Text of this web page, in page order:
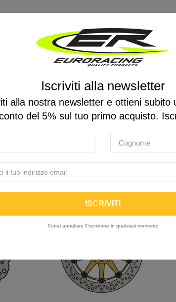
PRODOTTI CORRELATI
( 10 altri prodotti della stessa categoria )
Iscriviti alla newsletter
alla nostra newsletter e ottieni subito
del 5% sul tuo primo acquisto.
Potrai annullare l\'iscrizione in qualsiasi momento